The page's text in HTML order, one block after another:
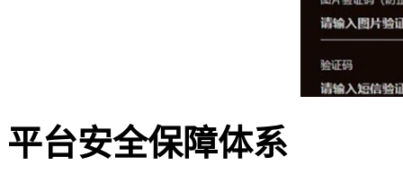
平台安全保障体系